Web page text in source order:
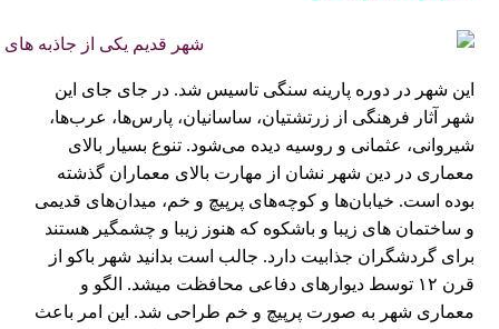
این شهر در دوره پارینه سنگی تاسیس شد. در جای جای این
شهر آثار فرهنگی از زرتشتیان، ساسانیان، پارس‌ها، عرب‌ها،
شیروانی، عثمانی و روسیه دیده می‌شود. تنوع بسیار بالای
معماری در دین شهر نشان از مهارت بالای معماران گذشته
بوده است. خیابان‌ها و کوچه‌های پرپیچ و خم، میدان‌های قدیمی
و ساختمان های زیبا و باشکوه که هنوز زیبا و چشمگیر هستند
برای گردشگران جذابیت دارد. جالب است بدانید شهر باکو از
قرن ۱۲ توسط دیوارهای دفاعی محافظت میشد. الگو و
معماری شهر به صورت پرپیچ و خم طراحی شد. این امر باعث